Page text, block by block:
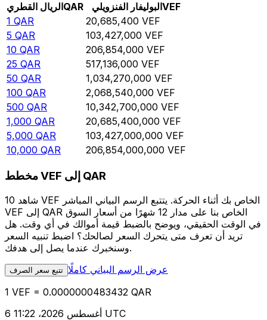
الريال القطريQAR البوليفار الفنزويليVEF
1 QAR 20,685,400 VEF
5 QAR 103,427,000 VEF
10 QAR 206,854,000 VEF
25 QAR 517,136,000 VEF
50 QAR 1,034,270,000 VEF
100 QAR 2,068,540,000 VEF
500 QAR 10,342,700,000 VEF
1,000 QAR 20,685,400,000 VEF
5,000 QAR 103,427,000,000 VEF
10,000 QAR 206,854,000,000 VEF
مخطط VEF إلى QAR
شاهد 10 VEF الخاص بك أثناء الحركة. يتتبع الرسم البياني المباشر
VEF إلى QAR الخاص بنا على مدار 12 شهرًا من أسعار السوق
في الوقت الحقيقي، ويوضح بالضبط قيمة أموالك في أي وقت. هل
تريد أن تعرف متى يتحرك السعر لصالحك؟ اضبط تنبيه السعر
وسنخبرك عندما يصل إلى هدفك.
تتبع سعر الصرف عرض الرسم البياني كاملًا
1 VEF = 0.0000000483432 QAR
6 أغسطس 2026، 11:22 UTC